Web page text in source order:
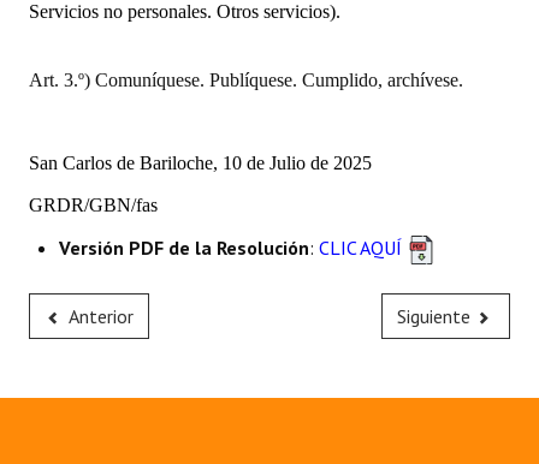
Ciudadano Ilustre - Registro
Huéspedes de Honor - Registro
Bariloche, Municipio intercultural
Servicios no personales. Otros servicios).
Art. 3.º) Comuníquese. Publíquese. Cumplido, archívese.
San Carlos de Bariloche, 10 de Julio de 2025
GRDR/GBN/fas
Versión PDF de la Resolución: CLIC AQUÍ
Anterior Siguiente